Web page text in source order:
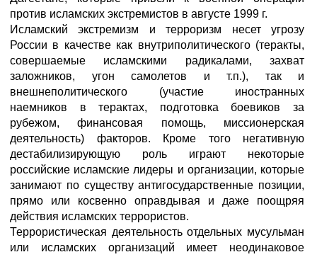
против исламских экстремистов в августе 1999 г.
Исламский экстремизм и терроризм несет угрозу
России в качестве как внутриполитического (теракты,
совершаемые исламскими радикалами, захват
заложников, угон самолетов и т.п.), так и
внешнеполитического (участие иностранных
наемников в терактах, подготовка боевиков за
рубежом, финансовая помощь, миссионерская
деятельность) факторов. Кроме того негативную
дестабилизирующую роль играют некоторые
российские исламские лидеры и организации, которые
занимают по существу антигосударственные позиции,
прямо или косвенно оправдывая и даже поощряя
действия исламских террористов.
Террористическая деятельность отдельных мусульман
или исламских организаций имеет неодинаковое